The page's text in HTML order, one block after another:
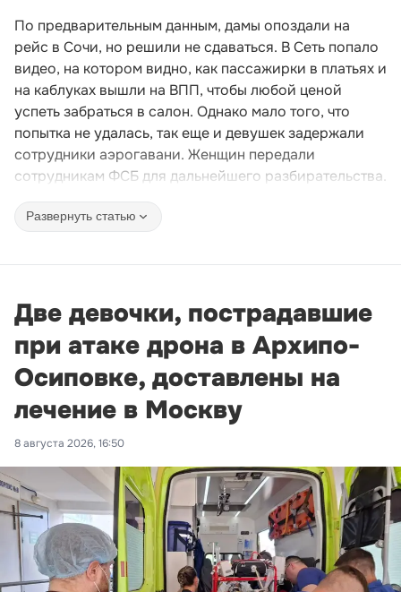
По предварительным данным, дамы опоздали на
рейс в Сочи, но решили не сдаваться. В Сеть попало
видео, на котором видно, как пассажирки в платьях и
на каблуках вышли на ВПП, чтобы любой ценой
успеть забраться в салон. Однако мало того, что
попытка не удалась, так еще и девушек задержали
сотрудники аэрогавани. Женщин передали
сотрудникам ФСБ для дальнейшего разбирательства.
Развернуть статью
Две девочки, пострадавшие
при атаке дрона в Архипо-
Осиповке, доставлены на
лечение в Москву
8 августа 2026, 16:50